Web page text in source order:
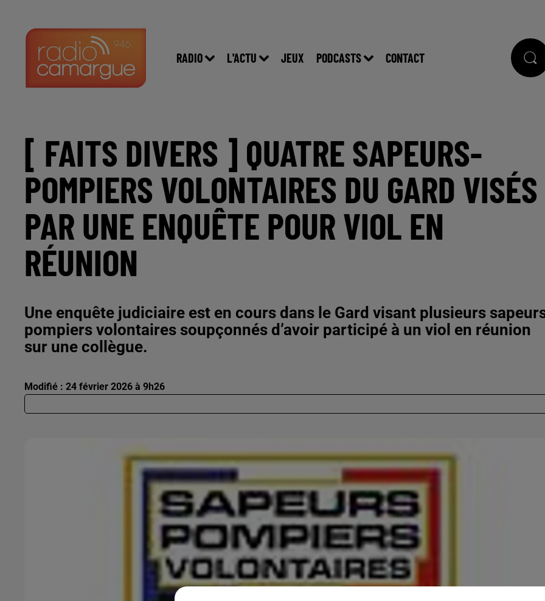
RADIO L'ACTU JEUX PODCASTS CONTACT
[ FAITS DIVERS ] QUATRE SAPEURS-
POMPIERS VOLONTAIRES DU GARD VISÉS
PAR UNE ENQUÊTE POUR VIOL EN
RÉUNION
Une enquête judiciaire est en cours dans le Gard visant plusieurs
pompiers volontaires soupçonnés d’avoir participé à un viol en réunion
sur une collègue.
Modifié : 24 février 2026 à 9h26